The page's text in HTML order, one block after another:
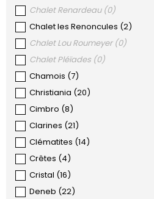
Chalet Renardeau (0)
Chalet les Renoncules (2)
Chalet Lou Roumeyer (0)
Chalet Pléïades (0)
Chamois (7)
Christiania (20)
Cimbro (8)
Clarines (21)
Clématites (14)
Crêtes (4)
Cristal (16)
Deneb (22)